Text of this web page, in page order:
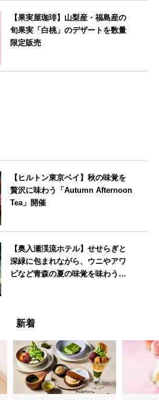
【果実屋珈琲】山梨産・福島産の
旬果実「白桃」のデザートを数量
限定販売
【ヒルトン東京ベイ】秋の味覚を
贅沢に味わう「Autumn Afternoon
Tea」開催
【奥入瀬渓流ホテル】せせらぎと
深緑に包まれながら、ウニやアワ
ビなど青森の夏の味覚を味わうフ
新着